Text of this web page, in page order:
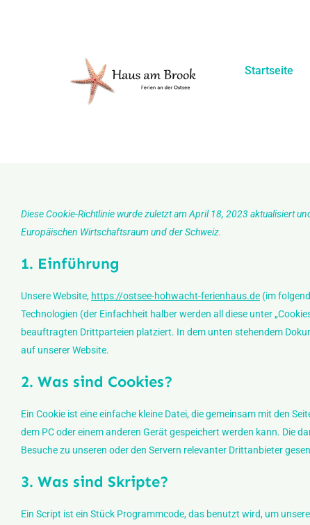
Startseite
Diese Cookie-Richtlinie wurde zuletzt am April 18, 2023 aktualisiert
Europäischen Wirtschaftsraum und der Schweiz.
1. Einführung
Unsere Website, https://ostsee-hohwacht-ferienhaus.de (im
Technologien (der Einfachheit halber werden all diese unter
beauftragten Drittparteien platziert. In dem unten stehendem
auf unserer Website.
2. Was sind Cookies?
Ein Cookie ist eine einfache kleine Datei, die gemeinsam mit den
dem PC oder einem anderen Gerät gespeichert werden kann. Die
Besuche zu unseren oder den Servern relevanter Drittanbieter
3. Was sind Skripte?
Ein Script ist ein Stück Programmcode, das benutzt wird, um